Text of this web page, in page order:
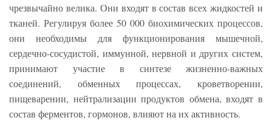
чрезвычайно велика. Они входят в состав всех жидкостей и
тканей. Регулируя более 50 000 биохимических процессов,
они необходимы для функционирования мышечной,
сердечно-сосудистой, иммунной, нервной и других систем,
принимают участие в синтезе жизненно-важных
соединений, обменных процессах, кроветворении,
пищеварении, нейтрализации продуктов обмена, входят в
состав ферментов, гормонов, влияют на их активность.